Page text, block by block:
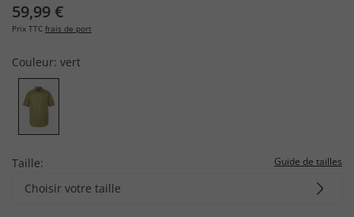
59,99 €
Prix TTC frais de port
Couleur: vert
Taille: Guide de tailles
Choisir votre taille